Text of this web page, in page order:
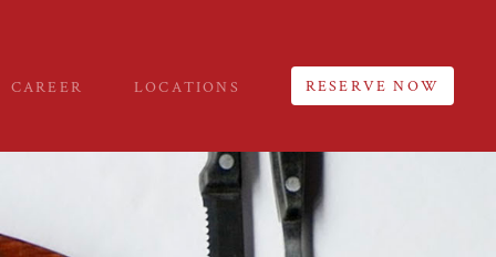
CAREER LOCATIONS RESERVE NOW